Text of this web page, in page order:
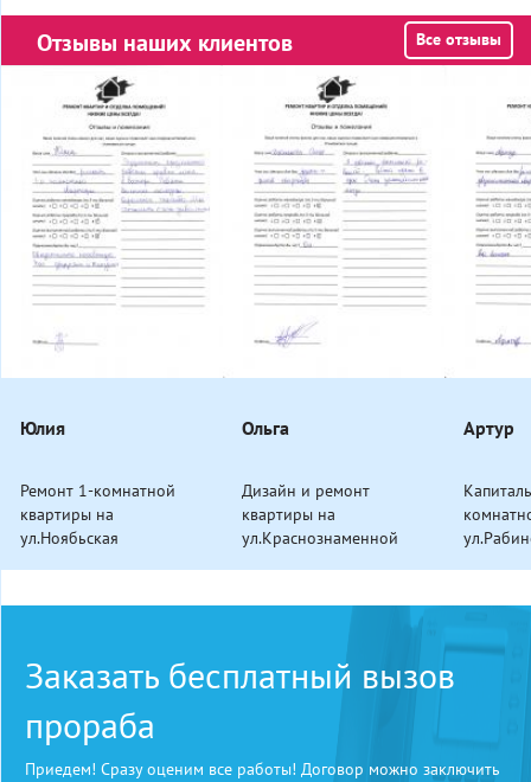
Отзывы наших клиентов Все отзывы
Юлия
Ремонт 1-комнатной
квартиры на
ул.Ноябьская
Ольга
Дизайн и ремонт
квартиры на
ул.Краснознаменной
Артур
Заказать бесплатный вызов
прораба
Приедем! Сразу оценим все работы! Договор можно заключить